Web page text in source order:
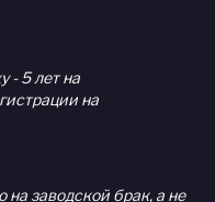
- 5 лет на
на
на заводской брак, а не